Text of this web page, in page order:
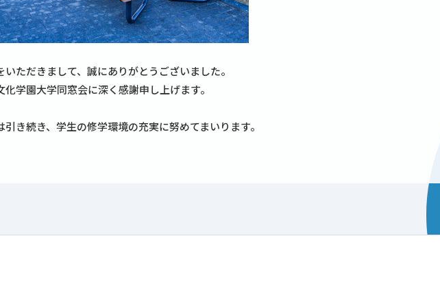
いただきまして、誠にありがとうございました。
化学園大学同窓会に深く感謝申し上げます。
引き続き、学生の修学環境の充実に努めてまいります。